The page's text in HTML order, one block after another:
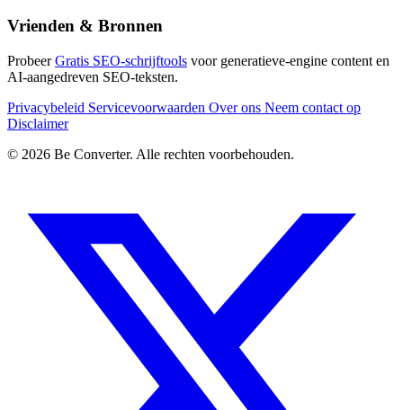
Vrienden & Bronnen
ProbeerGratis SEO-schrijftools voor generatieve-engine content en
AI-aangedreven SEO-teksten.
Privacybeleid Servicevoorwaarden Over ons Neem contact op
Disclaimer
© 2026 Be Converter. Alle rechten voorbehouden.